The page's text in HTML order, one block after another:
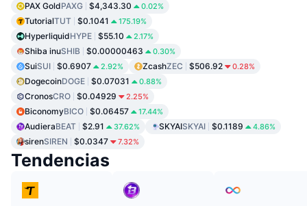
PAX GoldPAXG $4,343.30 0.02%
TutorialTUT $0.1041 175.19%
HyperliquidHYPE $55.10 2.17%
Shiba inuSHIB $0.00000463 0.30%
SuiSUI $0.6907 2.92% ZcashZEC $506.92 0.28%
DogecoinDOGE $0.07031 0.88%
CronosCRO $0.04929 2.25%
BiconomyBICO $0.06457 17.44%
AudieraBEAT $2.91 37.62% SKYAISKYAI $0.1189 4.86%
sirenSIREN $0.0347 7.32%
Tendencias